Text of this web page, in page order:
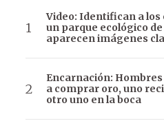
Video: Identifican a los
un parque ecológico
aparecen imágenes
Encarnación:
a comprar oro, uno
otro uno en la boca